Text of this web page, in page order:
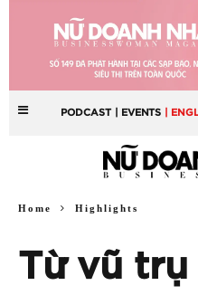
PODCAST | EVENTS |
Home Highlights
Từ vũ trụ